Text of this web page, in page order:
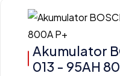
Akumulator
013 - 95AH